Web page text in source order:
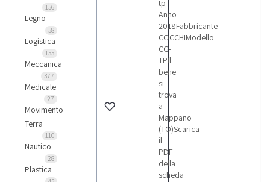
156
Legno
58
Logistica
155
Meccanica
377
Medicale
27
Movimento
Terra
110
Nautico
28
Plastica
tp
Anno
2018Fabbricante
COCCHIModello
CG-
TPIl
bene
si
trova
a
Mappano
(TO)Scarica
il
PDF
della
scheda